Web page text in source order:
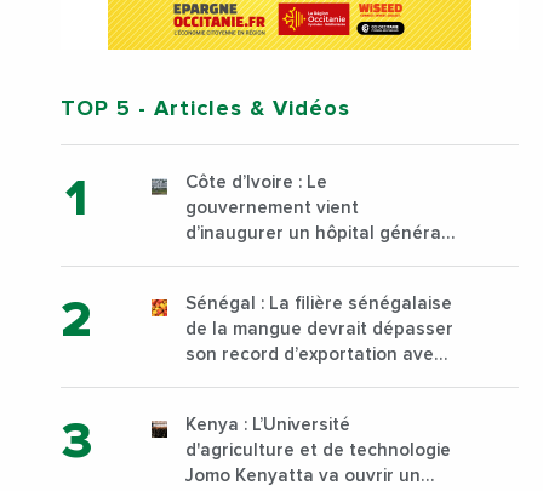
TOP 5 - Articles & Vidéos
Côte d’Ivoire : Le
gouvernement vient
d’inaugurer un hôpital général
Sénégal : La filière sénégalaise
de la mangue devrait dépasser
son record d’exportation avec
Kenya : L’Université
d'agriculture et de technologie
Jomo Kenyatta va ouvrir un